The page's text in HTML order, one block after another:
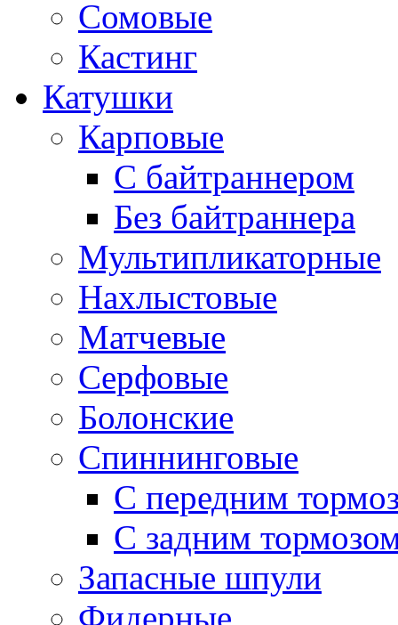
Сомовые
Кастинг
Катушки
Карповые
С байтраннером
Без байтраннера
Мультипликаторные
Нахлыстовые
Матчевые
Серфовые
Болонские
Спиннинговые
С передним
С задним
Запасные шпули